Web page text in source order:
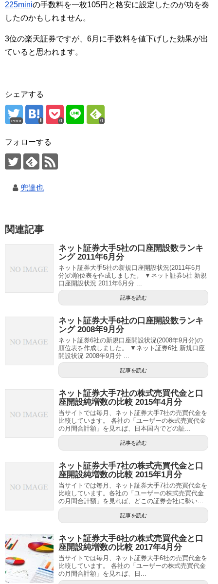
225miniの手数料を一枚105円と格安に設定したのが功を奏
したのかもしれません。
3位の楽天証券ですが、6月に手数料を値下げした効果が出
ていると思われます。
シェアする
error 0 0
フォローする
兜達也
関連記事
ネット証券大手5社の口座開設数ランキ
ング 2011年6月分
ネット証券大手5社の新規口座開設状況(2011年6月
分)の順位表を作成しました。 ▼ネット証券5社 新規
口座開設状況 2011年6月分 ...
記事を読む
ネット証券大手6社の口座開設数ランキ
ング 2008年9月分
ネット証券6社の新規口座開設状況(2008年9月分)の
順位表を作成しました。 ▼ネット証券6社 新規口座
開設状況 2008年9月分 ...
記事を読む
ネット証券大手7社の株式売買代金と口
座開設純増数の比較 2015年4月分
当サイトでは毎月、ネット証券大手7社の売買代金を
比較しています。 各社の「ユーザーの株式売買代金
の月間合計額」を見れば、日本国内でどの証...
記事を読む
ネット証券大手7社の株式売買代金と口
座開設純増数の比較 2015年1月分
当サイトでは毎月、ネット証券大手7社の売買代金を
比較しています。各社の「ユーザーの株式売買代金
の月間合計額」を見れば、どこの証券会社に勢い...
記事を読む
ネット証券大手6社の株式売買代金と口
座開設純増数の比較 2017年4月分
当サイトでは毎月、ネット証券大手6社の売買代金を
比較しています。 各社の「ユーザーの株式売買代金
の月間合計額」を見れば、日...